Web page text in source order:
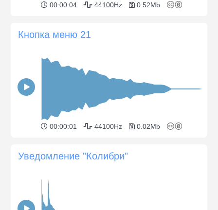
00:00:04 44100Hz 0.52Mb
Кнопка меню 21
00:00:01 44100Hz 0.02Mb
Уведомление "Колибри"